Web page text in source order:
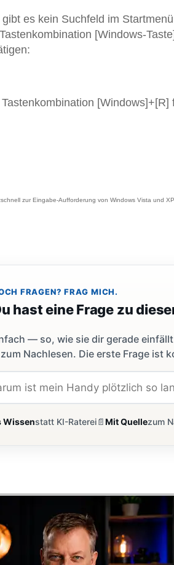
es kein Suchfeld im
[Windows-
zur Eingabe-Aufforderung von Windows Vista und XP
FRAGEN? FRAG MICH.
hast eine Frage zu
— so, wie sie dir gerade
Nachlesen. Die erste Frage ist
Wissenstatt KI-Raterei📄Mit Quellezum